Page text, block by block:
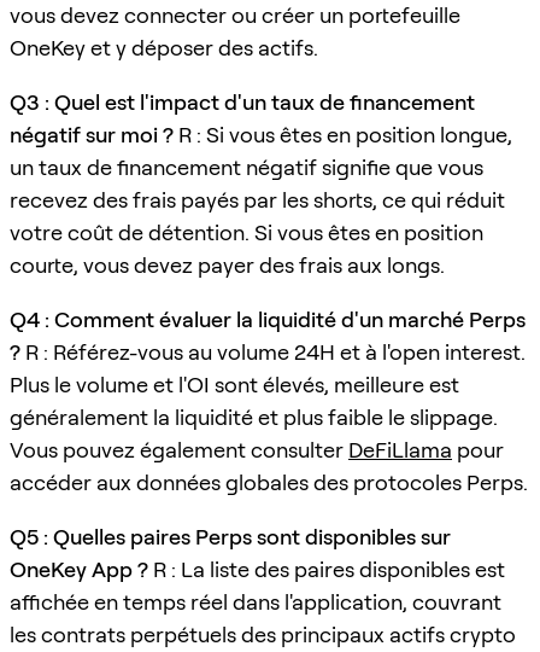
vous devez connecter ou créer un portefeuille
OneKey et y déposer des actifs.
Q3 : Quel est l'impact d'un taux de financement
négatif sur moi ? R : Si vous êtes en position longue,
un taux de financement négatif signifie que vous
recevez des frais payés par les shorts, ce qui réduit
votre coût de détention. Si vous êtes en position
courte, vous devez payer des frais aux longs.
Q4 : Comment évaluer la liquidité d'un marché Perps
? R : Référez-vous au volume 24H et à l'open interest.
Plus le volume et l'OI sont élevés, meilleure est
généralement la liquidité et plus faible le slippage.
Vous pouvez également consulter DeFiLlama pour
accéder aux données globales des protocoles Perps.
Q5 : Quelles paires Perps sont disponibles sur
OneKey App ? R : La liste des paires disponibles est
affichée en temps réel dans l'application, couvrant
les contrats perpétuels des principaux actifs crypto